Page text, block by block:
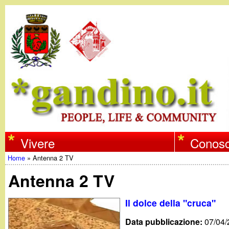
w
w
w
.
Vivere
Tu
sei
qui
Home »Antenna 2 TV
Antenna 2 TV
Il dolce della "cruca"
Data pubblicazione:07/